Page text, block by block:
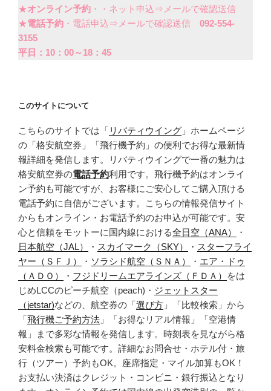
★オンライン予約 ・・ネット申込⇒メールで確認送信
★電話予約 ・電話申込⇒メールで確認送信 092-554-
3155
平日：10：00～18：45
このサイトについて
こちらのサイトでは「 リバティウイング 」ホームページ
の「格安航空券」「飛行機予約」の便利でお得な最新情
報詳細を発信します。リバティウイングで一番の魅力は
格安航空券の電話予約利用です。飛行機予約はオンライ
ン予約も可能ですが、お客様にご安心してご購入頂ける
電話予約に自信がございます。こちらの情報発信サイト
からもオンライン・お電話予約のお申込が可能です。安
心と信頼をモットーに国内線における全日空（ANA）
・
日本航空（JAL）
・ スカイマーク（SKY） ・ スターフライ
ヤー（ＳＦＪ）
・ ソラシド航空（ＳＮＡ） ・ エア・ドゥ
（ＡＤＯ）
・ フジドリームエアラインズ（ＦＤＡ）
をは
じめLCCのピーチ航空（peach)・ ジェットスター
（jetstar)などの、航空券の「選び方 」「比較検索」から
「飛行機ご予約方法 」「お得なリアル情報」「空港情
報」まで多彩な情報を発信します。時刻表を見ながら格
安料金検索も可能です。詳細なお問合せ・ホテル付・旅
行（ツアー）予約もOK。座席指定・マイル加算もOK！
お支払い決済はクレジット・コンビニ・銀行振込となり